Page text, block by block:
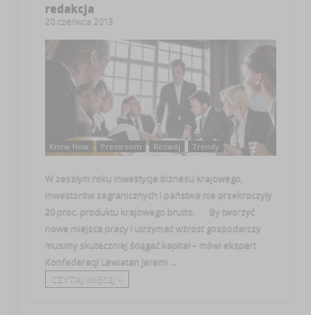
redakcja
20 czerwca 2013
Know How Pressroom Rozwój Trendy
W zeszłym roku inwestycje biznesu krajowego,
inwestorów zagranicznych i państwa nie przekroczyły
20 proc. produktu krajowego brutto. By tworzyć
nowe miejsca pracy i utrzymać wzrost gospodarczy
musimy skuteczniej ściągać kapitał – mówi ekspert
Konfederacji Lewiatan Jeremi ...
CZYTAJ WIĘCEJ +